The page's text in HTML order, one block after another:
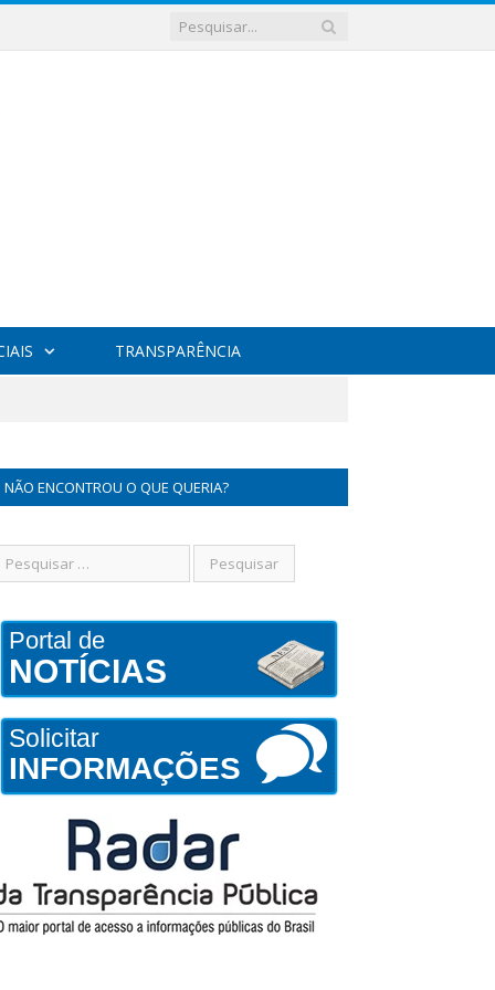
TRANSPARÊNCIA
NÃO ENCONTROU O QUE QUERIA?
Portal de
NOTÍCIAS
Solicitar
INFORMAÇÕES